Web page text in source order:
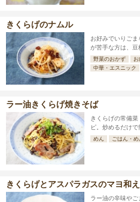
きくらげのナムル
お好みでいりご
が苦手な方は、豆
野菜のおかず
中華・エスニック
ラー油きくらげ焼きそば
きくらげの常備
ピ。炒めるだけで
めん ごはん・め
きくらげとアスパラガスのマヨ和え
ラー油の辛味や